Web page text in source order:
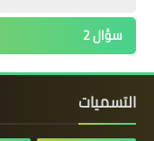
سؤال 2
التسميات